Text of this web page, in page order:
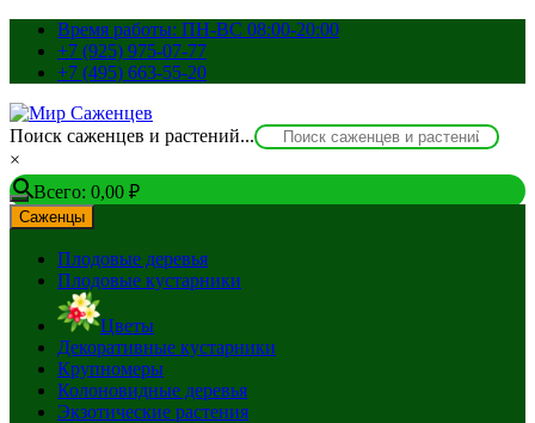
Перейти
содержимому
Время работы: ПН-ВС 08:00-20:00
+7 (925) 975-07-77
+7 (495) 663-55-20
Поиск саженцев и растений...
×
Всего: 0,00 ₽
Саженцы
Плодовые деревья
Плодовые кустарники
Цветы
Декоративные кустарники
Крупномеры
Колоновидные деревья
Экзотические растения